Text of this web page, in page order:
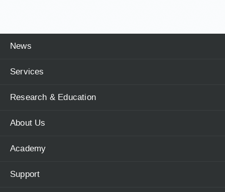
News
Services
Research & Education
About Us
Academy
Support